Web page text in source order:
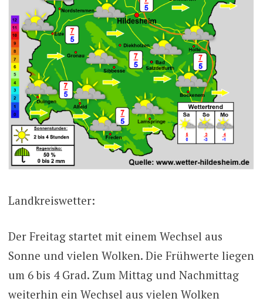
Landkreiswetter:
Der Freitag startet mit einem Wechsel aus
Sonne und vielen Wolken. Die Frühwerte liegen
um 6 bis 4 Grad. Zum Mittag und Nachmittag
weiterhin ein Wechsel aus vielen Wolken